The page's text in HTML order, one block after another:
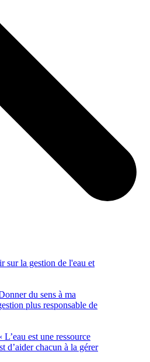
sur la gestion de l'eau et
du sens à ma
plus responsable de
est une ressource
d’aider chacun à la gérer